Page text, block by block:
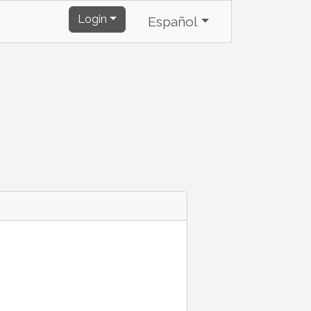
Login Español